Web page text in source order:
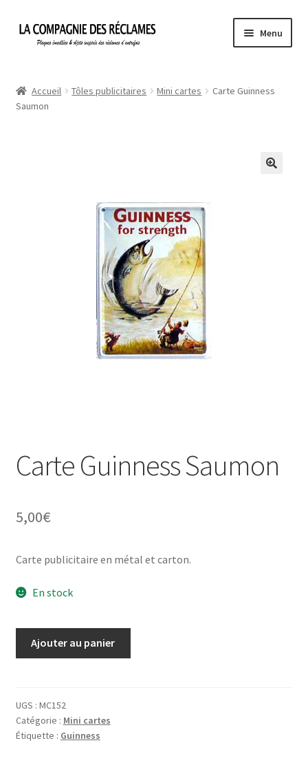
Aller
Aller
Menu
À propos de La Compagnie des Réclames
Politique de confidentialité
Une histoire de plaques émaillées
Accueil Tôles publicitaires Mini cartes
Carte Guinness
Saumon
Carte Guinness Saumon
5,00€
Carte publicitaire en métal et carton.
En stock
Saumon
Ajouter au panier
UGS : MC152
Catégorie : Mini cartes
Étiquette : Guinness